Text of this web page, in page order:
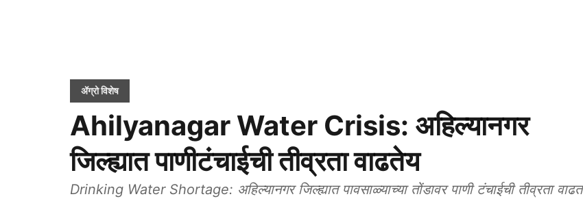
ॲग्रो विशेष
Ahilyanagar Water Crisis: अहिल्यानगर
जिल्ह्यात पाणीटंचाईची तीव्रता वाढतेय
Drinking Water Shortage: अहिल्यानगर जिल्ह्यात पावसाळ्याच्या तोंडावर पाणी टंचाईची तीव्रता वाढत